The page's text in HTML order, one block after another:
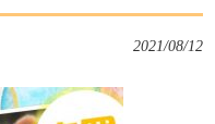
2021/08/12